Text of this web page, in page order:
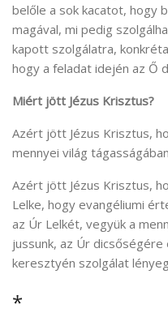
belőle a sok kacatot, hogy
magával, mi pedig
kapott szolgálatra,
hogy a feladat idején az Ő
Miért jött Jézus Krisztus?
Azért jött Jézus Krisztus,
mennyei világ
Azért jött Jézus Krisztus,
Lelke, hogy evangéliumi
az Úr Lelkét, vegyük a
jussunk, az Úr dicsőségére
keresztyén szolgálat
*